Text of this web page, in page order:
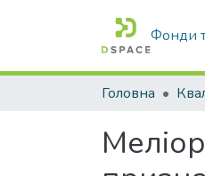
Фонди
Головна